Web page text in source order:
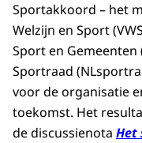
Sportakkoord – het
Welzijn en Sport
Sport en Gemeenten
Sportraad
voor de organisatie
toekomst. Het
de discussienota Het